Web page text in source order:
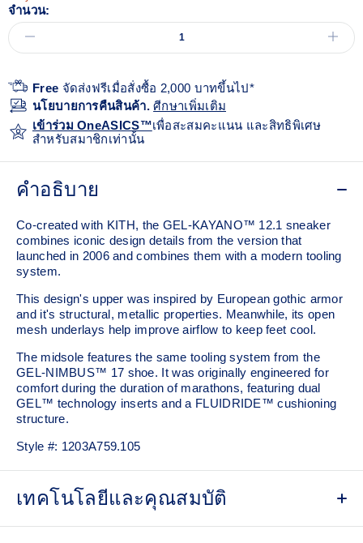
จำนวน:
Free จัดส่งฟรีเมื่อสั่งซื้อ 2,000 บาทขึ้นไป*
นโยบายการคืนสินค้า.ศีกษาเพิ่มเติม
เข้าร่วม OneASICS™เพื่อสะสมคะแนน และสิทธิพิเศษ
สำหรับสมาชิกเท่านั้น
คำอธิบาย
Co-created with KITH, the GEL-KAYANO™ 12.1 sneaker
combines iconic design details from the version that
launched in 2006 and combines them with a modern tooling
system.
This design's upper was inspired by European gothic armor
and it's structural, metallic properties. Meanwhile, its open
mesh underlays help improve airflow to keep feet cool.
The midsole features the same tooling system from the
GEL-NIMBUS™ 17 shoe. It was originally engineered for
comfort during the duration of marathons, featuring dual
GEL™ technology inserts and a FLUIDRIDE™ cushioning
structure.
Style #: 1203A759.105
เทคโนโลยีและคุณสมบัติ